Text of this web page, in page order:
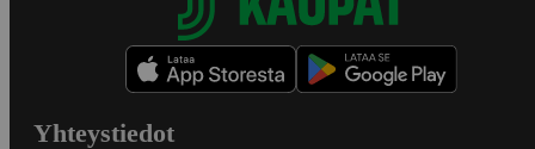
Yhteystiedot